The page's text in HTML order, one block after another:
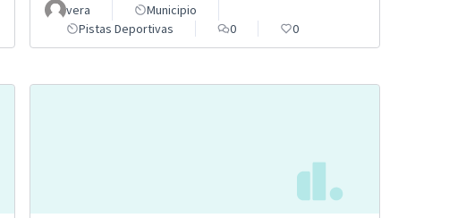
vera
Municipio
Pistas Deportivas
0 0